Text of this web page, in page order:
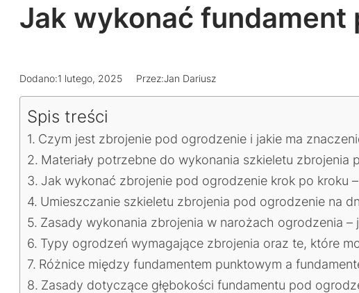
Jak wykonać
Dodano:1 lutego, 2025 Przez:Jan Dariusz
Spis treści
Czym jest zbrojenie pod ogrodzenie i jakie ma
Materiały potrzebne do wykonania szkieletu
Jak wykonać zbrojenie pod ogrodzenie krok po kroku
Umieszczanie szkieletu zbrojenia pod ogrodzenie na
Zasady wykonania zbrojenia w narożach ogrodzenia –
Typy ogrodzeń wymagające zbrojenia oraz te, które
Różnice między fundamentem punktowym a
Zasady dotyczące głębokości fundamentu pod